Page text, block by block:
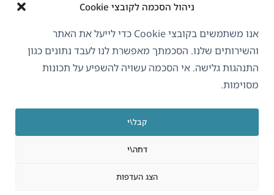
ניהול הסכמה לקובצי Cookie
אנו משתמשים בקובצי Cookie כדי לייעל את האתר
והשירותים שלנו. הסכמתך מאפשרת לנו לעבד נתונים כגון
התנהגות גלישה. אי הסכמה עשויה להשפיע על תכונות
מסוימות.
קבל\י
דחה\י
הצג העדפות
עברית
GDPR ומדיניות פרטיות
הצטרף לצוות שלנו(נפתח
בחלון
חדש)
בחלון
חדש)
בחלון